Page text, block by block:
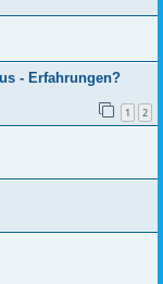
- Erfahrungen?
1 2